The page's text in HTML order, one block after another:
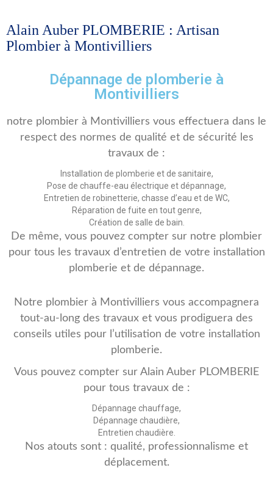
Alain Auber PLOMBERIE : Artisan
Plombier à Montivilliers
Dépannage de plomberie à
Montivilliers
notre plombier à Montivilliers vous effectuera dans le
respect des normes de qualité et de sécurité les
travaux de :
Installation de plomberie et de sanitaire,
Pose de chauffe-eau électrique et dépannage,
Entretien de robinetterie, chasse d’eau et de WC,
Réparation de fuite en tout genre,
Création de salle de bain.
De même, vous pouvez compter sur notre plombier
pour tous les travaux d’entretien de votre installation
plomberie et de dépannage.
Notre plombier à Montivilliers vous accompagnera
tout-au-long des travaux et vous prodiguera des
conseils utiles pour l’utilisation de votre installation
plomberie.
Vous pouvez compter sur Alain Auber PLOMBERIE
pour tous travaux de :
Dépannage chauffage,
Dépannage chaudière,
Entretien chaudière.
Nos atouts sont : qualité, professionnalisme et
déplacement.